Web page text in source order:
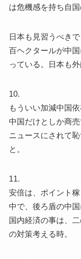
は危機感を持ち自
日本も見習うべき
百ヘクタールが中
っている。日本も
10.
もういい加減中国
中国だけとしか商
ニュースにされて
と。
11.
安倍は、ポイント
中で、後ろ盾の中
国内経済の事は、
の対策考える時。